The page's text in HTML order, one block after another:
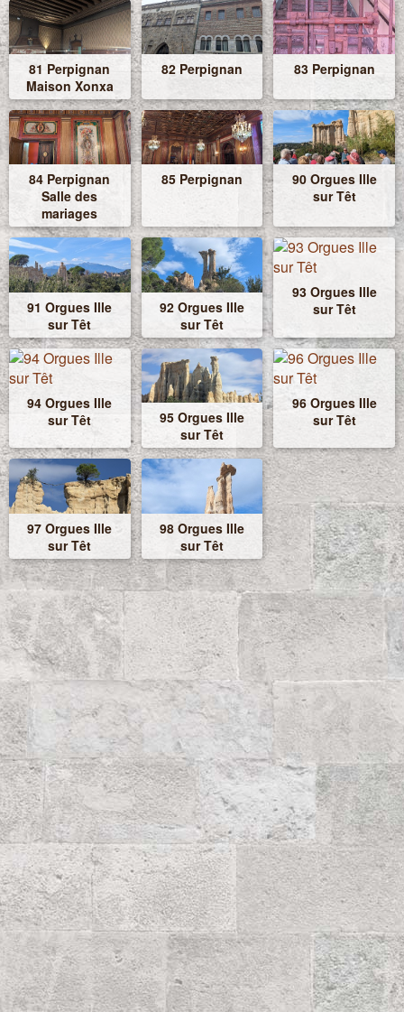
81 Perpignan
Maison Xonxa
82 Perpignan 83 Perpignan
84 Perpignan
Salle des
mariages
85 Perpignan
90 Orgues Ille
sur Têt
91 Orgues Ille
sur Têt
92 Orgues Ille
sur Têt
93 Orgues Ille
sur Têt
94 Orgues Ille
sur Têt
95 Orgues Ille
sur Têt
96 Orgues Ille
sur Têt
97 Orgues Ille
sur Têt
98 Orgues Ille
sur Têt